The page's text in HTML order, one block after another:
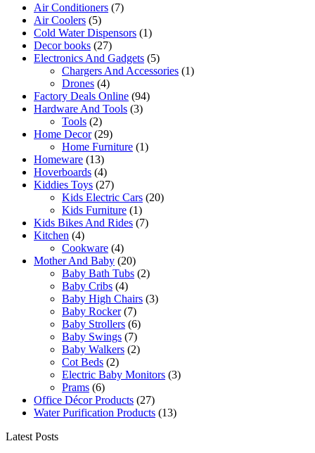
Air Conditioners (7)
Air Coolers (5)
Cold Water Dispensors (1)
Decor books (27)
Electronics And Gadgets (5)
Chargers And Accessories (1)
Drones (4)
Factory Deals Online (94)
Hardware And Tools (3)
Tools (2)
Home Decor (29)
Home Furniture (1)
Homeware (13)
Hoverboards (4)
Kiddies Toys (27)
Kids Electric Cars (20)
Kids Furniture (1)
Kids Bikes And Rides (7)
Kitchen (4)
Cookware (4)
Mother And Baby (20)
Baby Bath Tubs (2)
Baby Cribs (4)
Baby High Chairs (3)
Baby Rocker (7)
Baby Strollers (6)
Baby Swings (7)
Baby Walkers (2)
Cot Beds (2)
Electric Baby Monitors (3)
Prams (6)
Office Décor Products (27)
Water Purification Products (13)
Latest Posts